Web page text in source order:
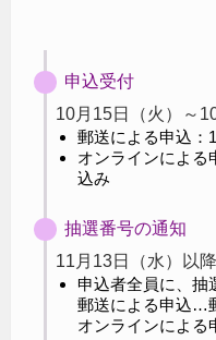
申込受付
10月15日（火）～
郵送による申込：
オンラインによる
込み
抽選番号の通知
11月13日（水）以降
申込者全員に、抽
郵送による申込…
オンラインによ